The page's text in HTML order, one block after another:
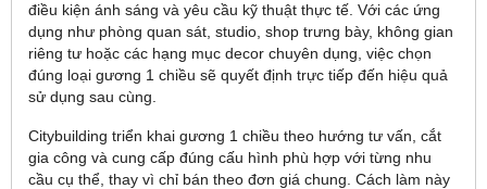
điều kiện ánh sáng và yêu cầu kỹ thuật thực tế. Với các ứng
dụng như phòng quan sát, studio, shop trưng bày, không gian
riêng tư hoặc các hạng mục decor chuyên dụng, việc chọn
đúng loại gương 1 chiều sẽ quyết định trực tiếp đến hiệu quả
sử dụng sau cùng.
Citybuilding triển khai gương 1 chiều theo hướng tư vấn, cắt
gia công và cung cấp đúng cấu hình phù hợp với từng nhu
cầu cụ thể, thay vì chỉ bán theo đơn giá chung. Cách làm này